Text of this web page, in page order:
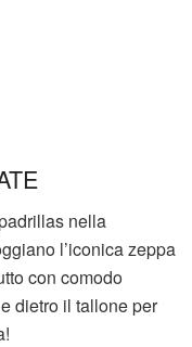
nella
l’iconica zeppa
con comodo
dietro il tallone per